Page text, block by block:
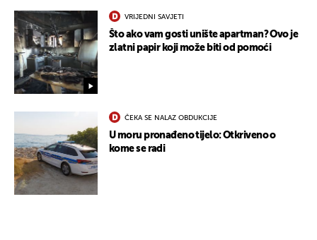
VRIJEDNI SAVJETI
Što ako vam gosti unište apartman? Ovo je
zlatni papir koji može biti od pomoći
ČEKA SE NALAZ OBDUKCIJE
U moru pronađeno tijelo: Otkriveno o
kome se radi
UKLJUČITE NOTIFIKACIJE